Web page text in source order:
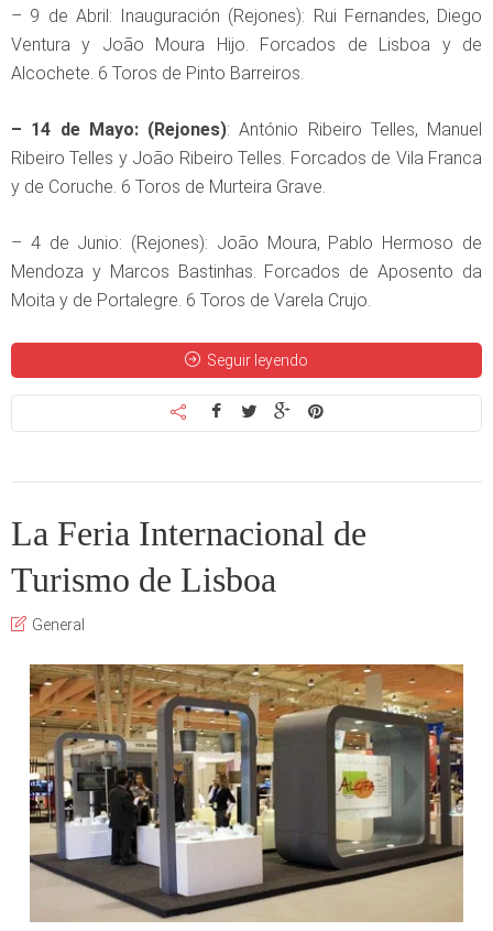
– 9 de Abril: Inauguración (Rejones): Rui Fernandes, Diego
Ventura y João Moura Hijo. Forcados de Lisboa y de
Alcochete. 6 Toros de Pinto Barreiros.
– 14 de Mayo: (Rejones): António Ribeiro Telles, Manuel
Ribeiro Telles y João Ribeiro Telles. Forcados de Vila Franca
y de Coruche. 6 Toros de Murteira Grave.
– 4 de Junio: (Rejones): João Moura, Pablo Hermoso de
Mendoza y Marcos Bastinhas. Forcados de Aposento da
Moita y de Portalegre. 6 Toros de Varela Crujo.
Seguir leyendo
La Feria Internacional de
Turismo de Lisboa
General